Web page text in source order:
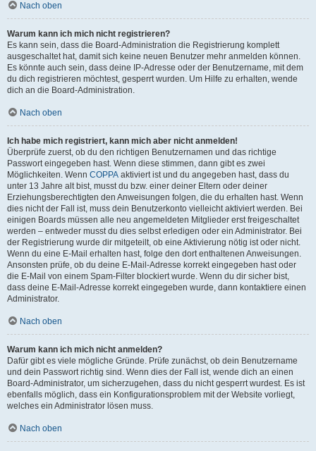
Nach oben
Warum kann ich mich nicht registrieren?
Es kann sein, dass die Board-Administration die Registrierung komplett
ausgeschaltet hat, damit sich keine neuen Benutzer mehr anmelden können.
Es könnte auch sein, dass deine IP-Adresse oder der Benutzername, mit dem
du dich registrieren möchtest, gesperrt wurden. Um Hilfe zu erhalten, wende
dich an die Board-Administration.
Nach oben
Ich habe mich registriert, kann mich aber nicht anmelden!
Überprüfe zuerst, ob du den richtigen Benutzernamen und das richtige
Passwort eingegeben hast. Wenn diese stimmen, dann gibt es zwei
Möglichkeiten. Wenn COPPA aktiviert ist und du angegeben hast, dass du
unter 13 Jahre alt bist, musst du bzw. einer deiner Eltern oder deiner
Erziehungsberechtigten den Anweisungen folgen, die du erhalten hast. Wenn
dies nicht der Fall ist, muss dein Benutzerkonto vielleicht aktiviert werden. Bei
einigen Boards müssen alle neu angemeldeten Mitglieder erst freigeschaltet
werden – entweder musst du dies selbst erledigen oder ein Administrator. Bei
der Registrierung wurde dir mitgeteilt, ob eine Aktivierung nötig ist oder nicht.
Wenn du eine E-Mail erhalten hast, folge den dort enthaltenen Anweisungen.
Ansonsten prüfe, ob du deine E-Mail-Adresse korrekt eingegeben hast oder
die E-Mail von einem Spam-Filter blockiert wurde. Wenn du dir sicher bist,
dass deine E-Mail-Adresse korrekt eingegeben wurde, dann kontaktiere einen
Administrator.
Nach oben
Warum kann ich mich nicht anmelden?
Dafür gibt es viele mögliche Gründe. Prüfe zunächst, ob dein Benutzername
und dein Passwort richtig sind. Wenn dies der Fall ist, wende dich an einen
Board-Administrator, um sicherzugehen, dass du nicht gesperrt wurdest. Es ist
ebenfalls möglich, dass ein Konfigurationsproblem mit der Website vorliegt,
welches ein Administrator lösen muss.
Nach oben